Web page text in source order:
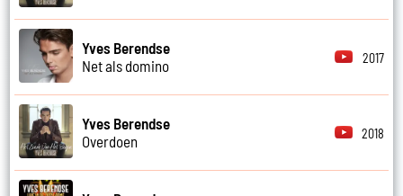
Yves Berendse
Net als domino
2017
Yves Berendse
Overdoen
2018